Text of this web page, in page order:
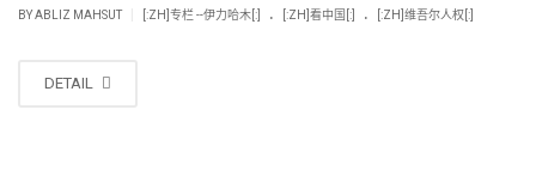
BYABLIZ MAHSUT [:ZH]专栏 --伊力哈木[:] . [:ZH]看中国[:] . [:ZH]维吾尔人权[:]
DETAIL